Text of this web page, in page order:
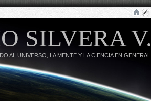
SILVERA V.
AL UNIVERSO, LA MENTE Y LA CIENCIA EN GENERAL.